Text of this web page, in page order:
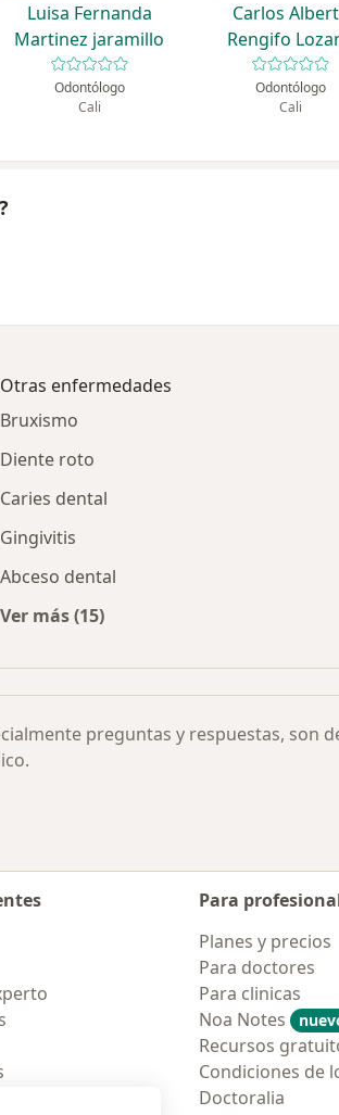
Luisa Fernanda
Martinez jaramillo
Odontólogo
Cali
Carlos
Rengifo
Odontólogo
Cali
Otras enfermedades
Bruxismo
Diente roto
Caries dental
Gingivitis
Abceso dental
Ver más (15)
preguntas y respuestas, son
Para
Planes y precios
Para doctores
Para clinicas
Noa Notes
Recursos
Condiciones de
Doctoralia